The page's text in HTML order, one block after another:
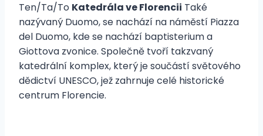
Ten/Ta/To Katedrála ve Florencii Také
nazývaný Duomo, se nachází na náměstí Piazza
del Duomo, kde se nachází baptisterium a
Giottova zvonice. Společně tvoří takzvaný
katedrální komplex, který je součástí světového
dědictví UNESCO, jež zahrnuje celé historické
centrum Florencie.